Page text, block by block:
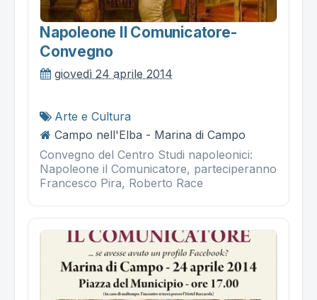
Napoleone Il Comunicatore-
Convegno
giovedì 24 aprile 2014
Arte e Cultura
Campo nell'Elba - Marina di Campo
Convegno del Centro Studi napoleonici:
Napoleone il Comunicatore, parteciperanno
Francesco Pira, Roberto Race